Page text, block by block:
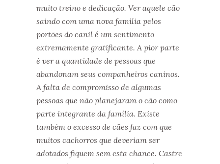
muito treino e dedicação. Ver aquele cão
saindo com uma nova família pelos
portões do canil é um sentimento
extremamente gratificante. A pior parte
é ver a quantidade de pessoas que
abandonam seus companheiros caninos.
A falta de compromisso de algumas
pessoas que não planejaram o cão como
parte integrante da família. Existe
também o excesso de cães faz com que
muitos cachorros que deveriam ser
adotados fiquem sem esta chance. Castre